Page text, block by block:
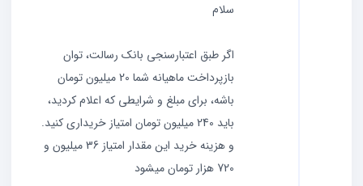
سلام
اگر طبق اعتبارسنجی بانک رسالت، توان
بازپرداخت ماهیانه شما 20 میلیون تومان
باشه، برای مبلغ و شرایطی که اعلام کردید،
باید 240 میلیون تومان امتیاز خریداری کنید.
و هزینه خرید این مقدار امتیاز 36 میلیون و
720 هزار تومان میشود